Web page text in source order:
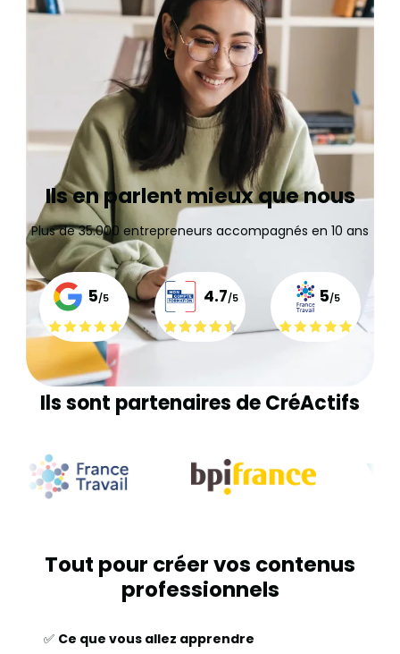
Ils en parlent mieux que nous
Plus de 35.000 entrepreneurs accompagnés en 10 ans
5/5 4.7/5 5/5
Ils sont partenaires de CréActifs
Tout pour créer vos contenus
professionnels
✅ Ce que vous allez apprendre